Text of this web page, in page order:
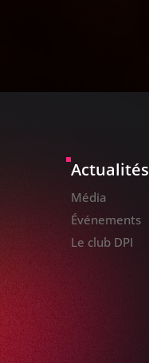
Actualités
Média
Événements
Le club DPI